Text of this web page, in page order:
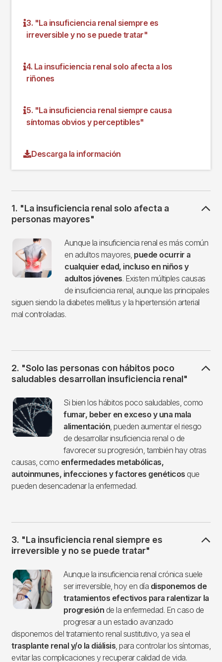
3. "La insuficiencia renal siempre es
irreversible y no se puede tratar"
4. La insuficiencia renal solo afecta a los
riñones
5. "La insuficiencia renal siempre causa
síntomas obvios y perceptibles"
Descarga la información
1. "La insuficiencia renal solo afecta a
personas mayores"
Imagen
Aunque la insuficiencia renal es más común
en adultos mayores, puede ocurrir a
cualquier edad, incluso en niños y
adultos jóvenes. Existen múltiples causas
de insuficiencia renal, aunque las principales
siguen siendo la diabetes mellitus y la hipertensión arterial
mal controladas.
2. "Solo las personas con hábitos poco
saludables desarrollan insuficiencia renal"
Imagen
Si bien los hábitos poco saludables, como
fumar, beber en exceso y una mala
alimentación , pueden aumentar el riesgo
de desarrollar insuficiencia renal o de
favorecer su progresión, también hay otras
causas, como enfermedades metabólicas,
autoinmunes, infecciones y factores genéticos que
pueden desencadenar la enfermedad.
3. "La insuficiencia renal siempre es
irreversible y no se puede tratar"
Imagen
Aunque la insuficiencia renal crónica suele
ser irreversible, hoy en día disponemos de
tratamientos efectivos para ralentizar la
progresión de la enfermedad. En caso de
progresar a un estadio avanzado
disponemos del tratamiento renal sustitutivo, ya sea el
trasplante renal y/o la diálisis , para controlar los síntomas,
evitar las complicaciones y recuperar calidad de vida.